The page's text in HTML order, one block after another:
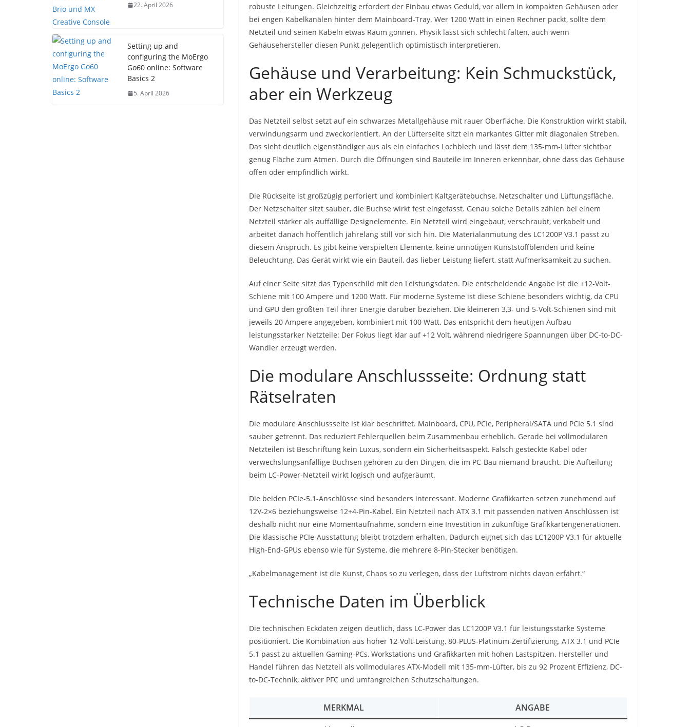
robuste Leitungen. Gleichzeitig erfordert der Einbau etwas Geduld, vor allem in kompakten Gehäusen oder
bei engen Kabelkanälen hinter dem Mainboard-Tray. Wer 1200 Watt in einen Rechner packt, sollte dem
Netzteil und seinen Kabeln etwas Raum gönnen. Physik lässt sich schlecht falten, auch wenn
Gehäusehersteller diesen Punkt gelegentlich optimistisch interpretieren.
Gehäuse und Verarbeitung: Kein Schmuckstück,
aber ein Werkzeug
Das Netzteil selbst setzt auf ein schwarzes Metallgehäuse mit rauer Oberfläche. Die Konstruktion wirkt stabil,
verwindungsarm und zweckorientiert. An der Lüfterseite sitzt ein markantes Gitter mit diagonalen Streben.
Das sieht deutlich eigenständiger aus als ein einfaches Lochblech und lässt dem 135-mm-Lüfter sichtbar
genug Fläche zum Atmen. Durch die Öffnungen sind Bauteile im Inneren erkennbar, ohne dass das Gehäuse
offen oder empfindlich wirkt.
Die Rückseite ist großzügig perforiert und kombiniert Kaltgerätebuchse, Netzschalter und Lüftungsfläche.
Der Netzschalter sitzt sauber, die Buchse wirkt fest eingefasst. Genau solche Details zählen bei einem
Netzteil stärker als auffällige Designelemente. Ein Netzteil wird eingebaut, verschraubt, verkabelt und
arbeitet danach hoffentlich jahrelang still vor sich hin. Die Materialanmutung des LC1200P V3.1 passt zu
diesem Anspruch. Es gibt keine verspielten Elemente, keine unnötigen Kunststoffblenden und keine
Beleuchtung. Das Gerät wirkt wie ein Bauteil, das lieber Leistung liefert, statt Aufmerksamkeit zu suchen.
Auf einer Seite sitzt das Typenschild mit den Leistungsdaten. Die entscheidende Angabe ist die +12-Volt-
Schiene mit 100 Ampere und 1200 Watt. Für moderne Systeme ist diese Schiene besonders wichtig, da CPU
und GPU den größten Teil ihrer Energie darüber beziehen. Die kleineren 3,3- und 5-Volt-Schienen sind mit
jeweils 20 Ampere angegeben, kombiniert mit 100 Watt. Das entspricht dem heutigen Aufbau
leistungsstarker Netzteile: Der Fokus liegt klar auf +12 Volt, während niedrigere Spannungen über DC-to-DC-
Wandler erzeugt werden.
Die modulare Anschlussseite: Ordnung statt
Rätselraten
Die modulare Anschlussseite ist klar beschriftet. Mainboard, CPU, PCIe, Peripheral/SATA und PCIe 5.1 sind
sauber getrennt. Das reduziert Fehlerquellen beim Zusammenbau erheblich. Gerade bei vollmodularen
Netzteilen ist Beschriftung kein Luxus, sondern ein Sicherheitsaspekt. Falsch gesteckte Kabel oder
verwechslungsanfällige Buchsen gehören zu den Dingen, die im PC-Bau niemand braucht. Die Aufteilung
beim LC-Power-Netzteil wirkt logisch und aufgeräumt.
Die beiden PCIe-5.1-Anschlüsse sind besonders interessant. Moderne Grafikkarten setzen zunehmend auf
12V-2×6 beziehungsweise 12+4-Pin-Kabel. Ein Netzteil nach ATX 3.1 mit passenden nativen Anschlüssen ist
deshalb nicht nur eine Momentaufnahme, sondern eine Investition in zukünftige Grafikkartengenerationen.
Die klassische PCIe-Ausstattung bleibt trotzdem erhalten. Dadurch eignet sich das LC1200P V3.1 für aktuelle
High-End-GPUs ebenso wie für Systeme, die mehrere 8-Pin-Stecker benötigen.
„Kabelmanagement ist die Kunst, Chaos so zu verlegen, dass der Luftstrom nichts davon erfährt.“
Technische Daten im Überblick
Die technischen Eckdaten zeigen deutlich, dass LC-Power das LC1200P V3.1 für leistungsstarke Systeme
positioniert. Die Kombination aus hoher 12-Volt-Leistung, 80-PLUS-Platinum-Zertifizierung, ATX 3.1 und PCIe
5.1 passt zu aktuellen Gaming-PCs, Workstations und Grafikkarten mit hohen Lastspitzen. Hersteller und
Handel führen das Netzteil als vollmodulares ATX-Modell mit 135-mm-Lüfter, bis zu 92 Prozent Effizienz, DC-
to-DC-Technik, aktiver PFC und umfangreichen Schutzschaltungen.
MERKMAL
ANGABE
22. April 2026
Setting up and
configuring the MoErgo
Go60 online: Software
Basics 2
5. April 2026